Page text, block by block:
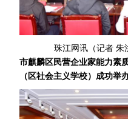
珠江网讯（记者 朱
市麒麟区民营企业家能力素
（区社会主义学校）成功举办